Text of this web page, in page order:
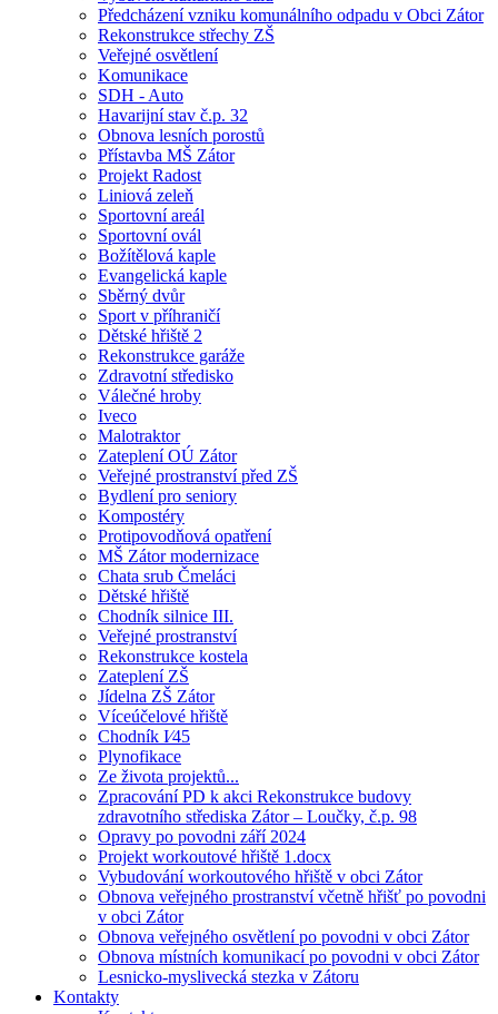
Předcházení vzniku komunálního odpadu v Obci Zátor
Rekonstrukce střechy ZŠ
Veřejné osvětlení
Komunikace
SDH - Auto
Havarijní stav č.p. 32
Obnova lesních porostů
Přístavba MŠ Zátor
Projekt Radost
Liniová zeleň
Sportovní areál
Sportovní ovál
Božítělová kaple
Evangelická kaple
Sběrný dvůr
Sport v příhraničí
Dětské hřiště 2
Rekonstrukce garáže
Zdravotní středisko
Válečné hroby
Iveco
Malotraktor
Zateplení OÚ Zátor
Veřejné prostranství před ZŠ
Bydlení pro seniory
Kompostéry
Protipovodňová opatření
MŠ Zátor modernizace
Chata srub Čmeláci
Dětské hřiště
Chodník silnice III.
Veřejné prostranství
Rekonstrukce kostela
Zateplení ZŠ
Jídelna ZŠ Zátor
Víceúčelové hřiště
Chodník I⁄45
Plynofikace
Ze života projektů...
Zpracování PD k akci Rekonstrukce budovy
zdravotního střediska Zátor – Loučky, č.p. 98
Opravy po povodni září 2024
Projekt workoutové hřiště 1.docx
Vybudování workoutového hřiště v obci Zátor
Obnova veřejného prostranství včetně hřišť po povodni
v obci Zátor
Obnova veřejného osvětlení po povodni v obci Zátor
Obnova místních komunikací po povodni v obci Zátor
Lesnicko-myslivecká stezka v Zátoru
Kontakty